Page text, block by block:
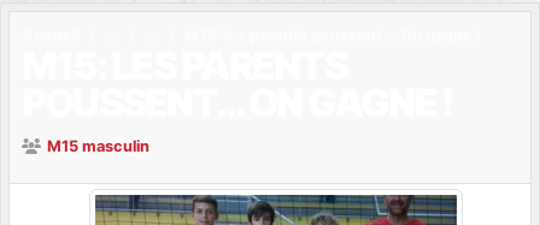
M15 masculin